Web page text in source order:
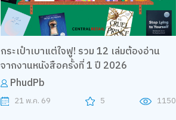
กระเป๋าเบาแต่ใจฟู! รวม 12 เล่มต้องอ่าน
จากงานหนังสือครั้งที่ 1 ปี 2026
PhudPb
21 พ.ค. 69 5 1150